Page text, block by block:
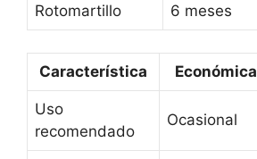
Rotomartillo 6 meses
Característica Económica
Uso
recomendado
Ocasional